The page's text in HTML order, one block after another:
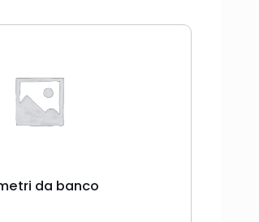
da banco